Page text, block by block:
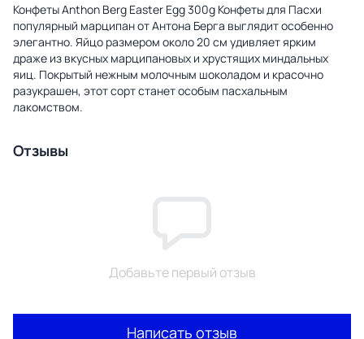
Конфеты Anthon Berg Easter Egg 300g Конфеты для Пасхи
популярный марципан от Антона Берга выглядит особенно
элегантно. Яйцо размером около 20 см удивляет ярким
драже из вкусных марципановых и хрустящих миндальных
яиц. Покрытый нежным молочным шоколадом и красочно
разукрашен, этот сорт станет особым пасхальным
лакомством.
Отзывы
Добавьте первый отзыв
Написать отзыв